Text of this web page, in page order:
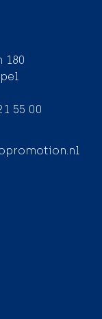
180
55 00